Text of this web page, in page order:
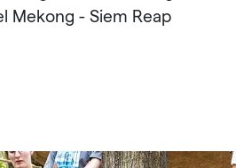
Mekong - Siem Reap